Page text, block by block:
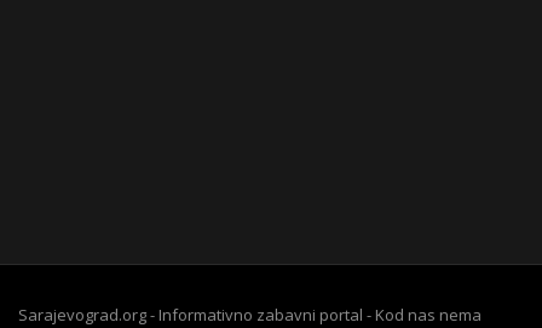
Sarajevograd.org - Informativno zabavni portal - Kod nas nema